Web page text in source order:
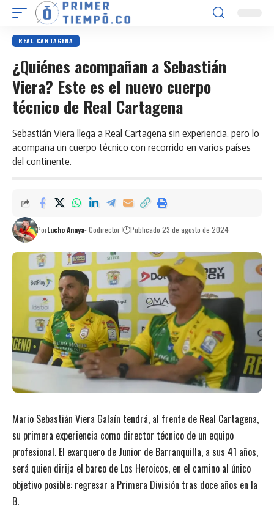
REAL CARTAGENA
¿Quiénes acompañan a Sebastián
Viera? Este es el nuevo cuerpo
técnico de Real Cartagena
Sebastián Viera llega a Real Cartagena sin experiencia, pero lo
acompaña un cuerpo técnico con recorrido en varios países
del continente.
PorLucho Anaya- Codirector Publicado 23 de agosto de 2024
Mario Sebastián Viera Galaín tendrá, al frente de Real Cartagena,
su primera experiencia como director técnico de un equipo
profesional. El exarquero de Junior de Barranquilla, a sus 41 años,
será quien dirija el barco de Los Heroicos, en el camino al único
objetivo posible: regresar a Primera División tras doce años en la
B.